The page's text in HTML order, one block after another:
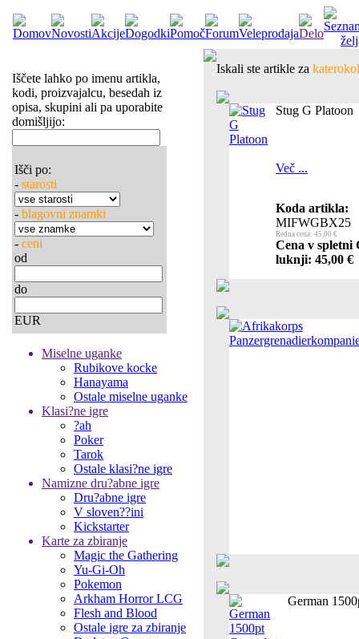
Iščete lahko po imenu artikla,
kodi, proizvajalcu, besedah iz
opisa, skupini ali pa uporabite
domišljijo:
Išči po:
- starosti
- blagovni znamki
- ceni
od
do
EUR
Miselne uganke
Rubikove kocke
Hanayama
Ostale miselne uganke
Klasi?ne igre
?ah
Poker
Tarok
Ostale klasi?ne igre
Namizne dru?abne igre
Dru?abne igre
V sloven??ini
Kickstarter
Karte za zbiranje
Magic the Gathering
Yu-Gi-Oh
Pokemon
Arkham Horror LCG
Flesh and Blood
Ostale igre za zbiranje
Iskali ste artikle za
Stug G Platoon
Več ...
Koda artikla:
MIFWGBX25
Redna cena: 45,00 €
Cena v spletni
luknji: 45,00 €
German